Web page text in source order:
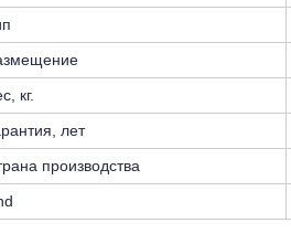
кг.
лет
производства